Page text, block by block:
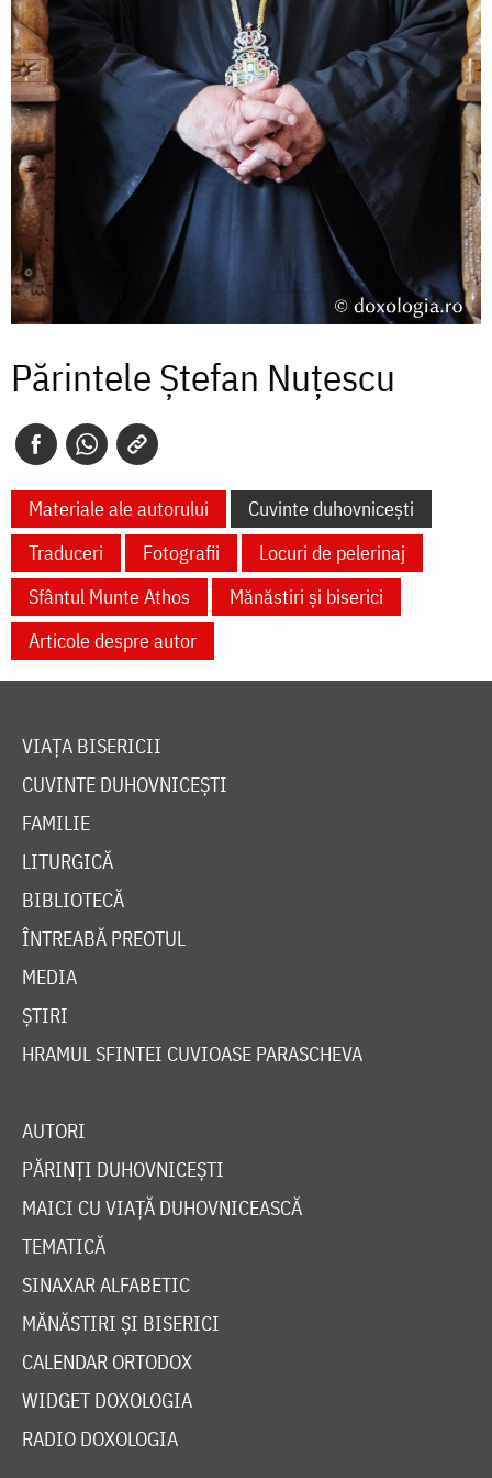
Părintele Ștefan Nuțescu
Materiale ale autorului
Cuvinte duhovnicești
Traduceri
Fotografii
Locuri de pelerinaj
Sfântul Munte Athos
Mănăstiri și biserici
Articole despre autor
VIAȚA BISERICII
CUVINTE DUHOVNICEȘTI
FAMILIE
LITURGICĂ
BIBLIOTECĂ
ÎNTREABĂ PREOTUL
MEDIA
ȘTIRI
HRAMUL SFINTEI CUVIOASE PARASCHEVA
AUTORI
PĂRINȚI DUHOVNICEȘTI
MAICI CU VIAȚĂ DUHOVNICEASCĂ
TEMATICĂ
SINAXAR ALFABETIC
MĂNĂSTIRI ȘI BISERICI
CALENDAR ORTODOX
WIDGET DOXOLOGIA
RADIO DOXOLOGIA